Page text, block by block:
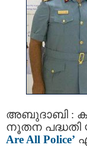
അബുദാബി :
നൂതന പദ്ധതി
Are All Police’